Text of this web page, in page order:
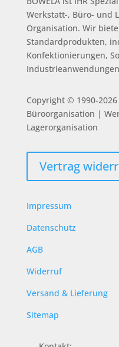
Werkstatt-, Büro- und
Organisation. Wir
Standardprodukten,
Konfektionierungen,
Copyright © 1990-2026
Büroorganisation |
Lagerorganisation
Vertrag
Impressum
Datenschutz
AGB
Widerruf
Versand & Lieferung
Sitemap